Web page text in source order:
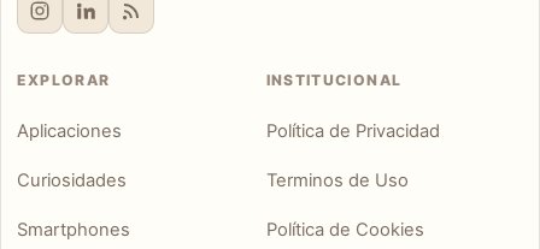
EXPLORAR
Aplicaciones
Curiosidades
Smartphones
INSTITUCIONAL
Política de Privacidad
Terminos de Uso
Política de Cookies